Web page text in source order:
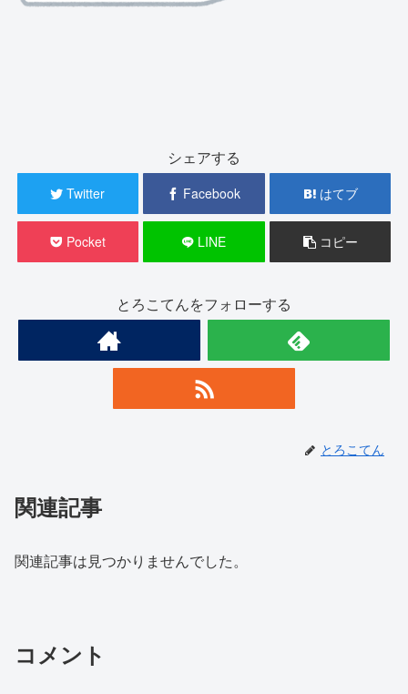
シェアする
Twitter Facebook はてブ
Pocket LINE コピー
とろこてんをフォローする
とろこてん
関連記事
関連記事は見つかりませんでした。
コメント